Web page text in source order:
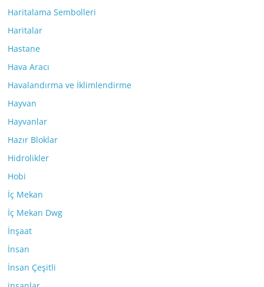
Haritalama Sembolleri
Haritalar
Hastane
Hava Aracı
Havalandırma ve İklimlendirme
Hayvan
Hayvanlar
Hazır Bloklar
Hidrolikler
Hobi
İç Mekan
İç Mekan Dwg
İnşaat
İnsan
İnsan Çeşitli